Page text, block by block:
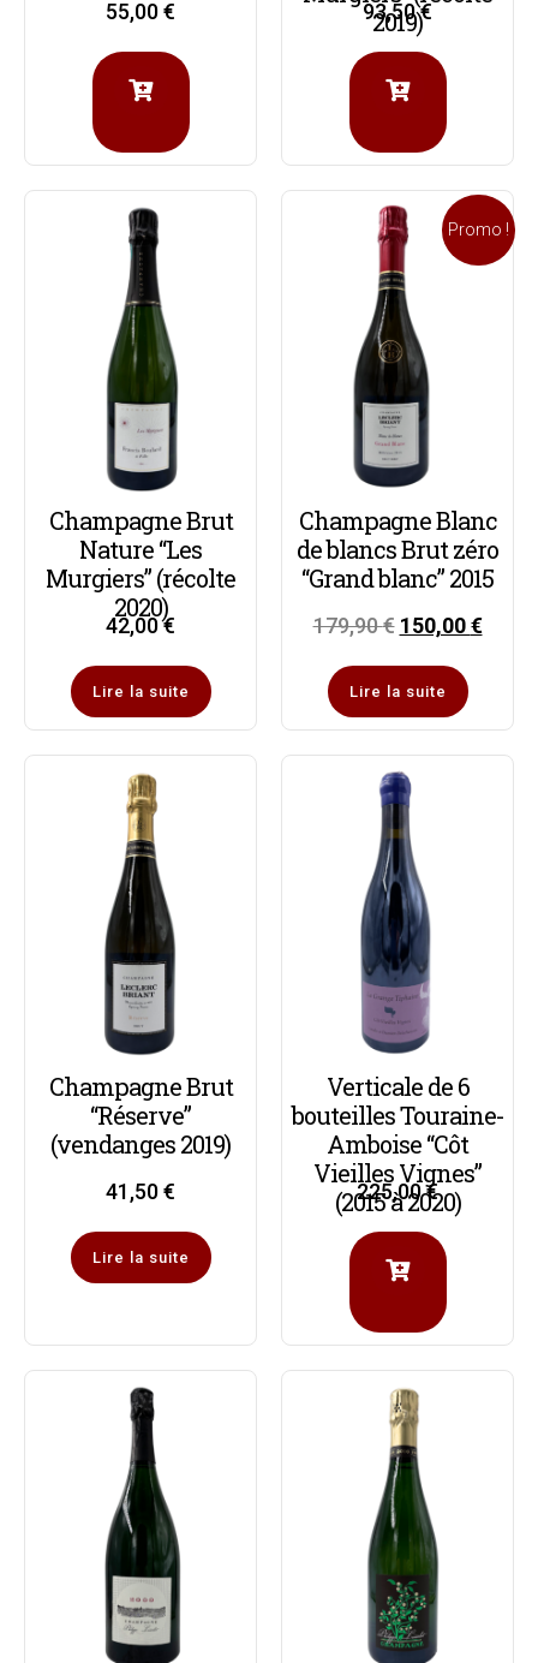
55,00€
2019)
93,50€
Champagne Brut
Nature “Les
Murgiers” (récolte
2020)
42,00€
Lire la suite
Promo !
Champagne Blanc
de blancs Brut zéro
“Grand blanc” 2015
179,90€ 150,00€
Lire la suite
Champagne Brut
“Réserve”
(vendanges 2019)
41,50€
Lire la suite
Verticale de 6
bouteilles Touraine-
Amboise “Côt
Vieilles Vignes”
(2015 à 2020)
225,00€